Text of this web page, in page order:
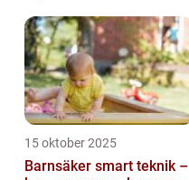
15 oktober 2025
Barnsäker smart teknik –